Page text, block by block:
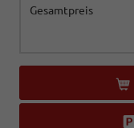
Gesamtpreis